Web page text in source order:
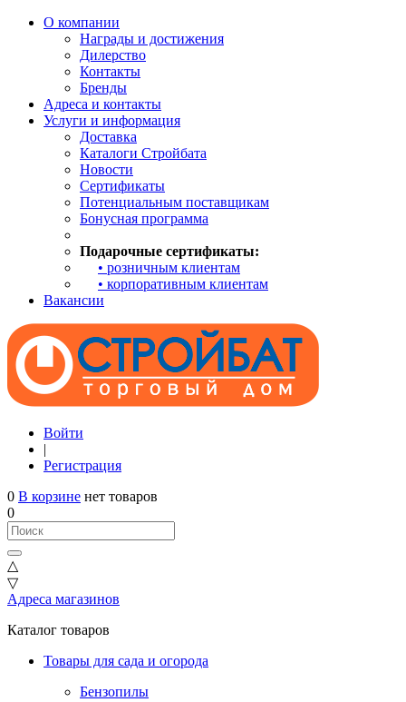
О компании
Награды и достижения
Дилерство
Контакты
Бренды
Адреса и контакты
Услуги и информация
Доставка
Каталоги Стройбата
Новости
Сертификаты
Потенциальным поставщикам
Бонусная программа
Подарочные сертификаты:
• розничным клиентам
• корпоративным клиентам
Вакансии
Войти
|
Регистрация
0 В корзине нет товаров
0
△
▽
Адреса магазинов
Каталог товаров
Товары для сада и огорода
Бензопилы